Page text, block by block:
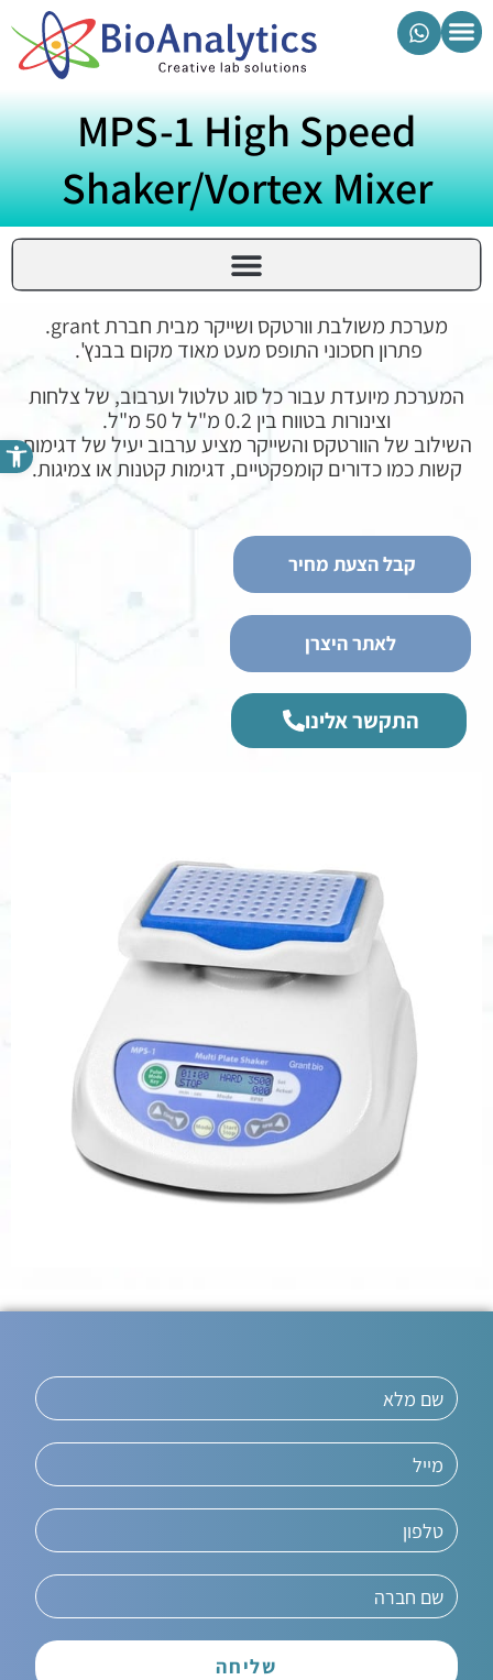
MPS-1 High Speed
Shaker/Vortex Mixer
מערכת משולבת וורטקס ושייקר מבית חברת grant.
פתרון חסכוני התופס מעט מאוד מקום בבנץ'.
המערכת מיועדת עבור כל סוג טלטול וערבוב, של צלחות
וצינורות בטווח בין 0.2 מ"ל ל 50 מ"ל.
השילוב של הוורטקס והשייקר מציע ערבוב יעיל של דגימות
קשות כמו כדורים קומפקטיים, דגימות קטנות או צמיגות.
קבל הצעת מחיר
לאתר היצרן
התקשר אלינו
שליחה
פתח סרגל נגישות